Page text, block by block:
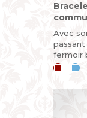
Avec
fermoir